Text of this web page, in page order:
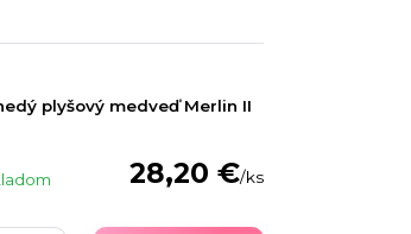
plyšový medveď Merlin II
28,20 €/ks